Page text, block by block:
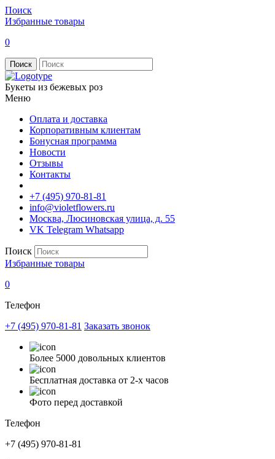
Поиск
Избранные товары
0
Поиск
Букеты из бежевых роз
Меню
Оплата и доставка
Корпоративным клиентам
Бонусная программа
Новости
Отзывы
Контакты
+7 (495) 970-81-81
info@violetflowers.ru
Москва, Люсиновская улица, д. 55
VK Telegram Whatsapp
Поиск
Избранные товары
0
Телефон
+7 (495) 970-81-81 Заказать звонок
Более 5000 довольных клиентов
Бесплатная доставка от 2-х часов
Фото перед доставкой
Телефон
+7 (495) 970-81-81